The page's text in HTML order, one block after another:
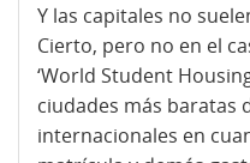
Y las capitales no
Cierto, pero no en el
‘World Student
ciudades más baratas
internacionales en